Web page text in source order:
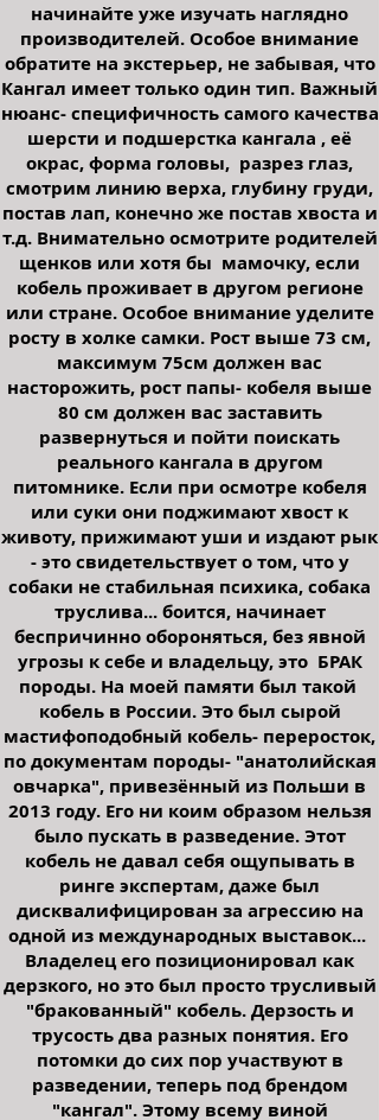
начинайте уже изучать наглядно
производителей. Особое внимание
обратите на экстерьер, не забывая, что
Кангал имеет только один тип. Важный
нюанс- специфичность самого качества
шерсти и подшерстка кангала , её
окрас, форма головы, разрез глаз,
смотрим линию верха, глубину груди,
постав лап, конечно же постав хвоста и
т.д. Внимательно осмотрите родителей
щенков или хотя бы мамочку, если
кобель проживает в другом регионе
или стране. Особое внимание уделите
росту в холке самки. Рост выше 73 см,
максимум 75см должен вас
насторожить, рост папы- кобеля выше
80 см должен вас заставить
развернуться и пойти поискать
реального кангала в другом
питомнике. Если при осмотре кобеля
или суки они поджимают хвост к
животу, прижимают уши и издают рык
- это свидетельствует о том, что у
собаки не стабильная психика, собака
труслива... боится, начинает
беспричинно обороняться, без явной
угрозы к себе и владельцу, это БРАК
породы. На моей памяти был такой
кобель в России. Это был сырой
мастифоподобный кобель- переросток,
по документам породы- "анатолийская
овчарка", привезённый из Польши в
2013 году. Его ни коим образом нельзя
было пускать в разведение. Этот
кобель не давал себя ощупывать в
ринге экспертам, даже был
дисквалифицирован за агрессию на
одной из международных выставок...
Владелец его позиционировал как
дерзкого, но это был просто трусливый
"бракованный" кобель. Дерзость и
трусость два разных понятия. Его
потомки до сих пор участвуют в
разведении, теперь под брендом
"кангал". Этому всему виной